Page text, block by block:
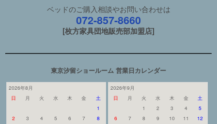
ベッドのご購入相談やお問い合わせは
072-857-8660
[枚方家具団地販売部加盟店]
東京汐留ショールーム 営業日カレンダー
2026年8月
日
月 火 水 木 金
土
1
2
3 4 5 6 7
8
2026年9月
日
月 火 水 木 金
土
1
2 3 4
5
6
7 8 9 10 11
12